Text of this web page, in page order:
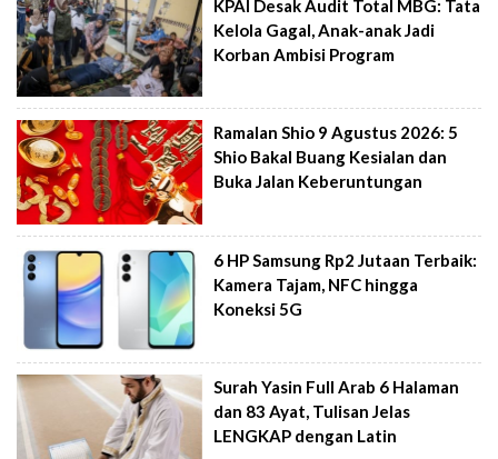
KPAI Desak Audit Total MBG: Tata
Kelola Gagal, Anak-anak Jadi
Korban Ambisi Program
Ramalan Shio 9 Agustus 2026: 5
Shio Bakal Buang Kesialan dan
Buka Jalan Keberuntungan
6 HP Samsung Rp2 Jutaan Terbaik:
Kamera Tajam, NFC hingga
Koneksi 5G
Surah Yasin Full Arab 6 Halaman
dan 83 Ayat, Tulisan Jelas
LENGKAP dengan Latin